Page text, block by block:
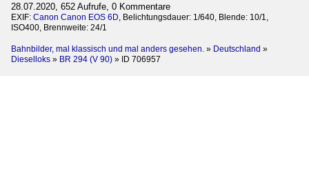
28.07.2020, 652 Aufrufe, 0 Kommentare
EXIF: Canon Canon EOS 6D, Belichtungsdauer: 1/640, Blende: 10/1,
ISO400, Brennweite: 24/1
Bahnbilder, mal klassisch und mal anders gesehen. » Deutschland »
Dieselloks » BR 294 (V 90) » ID 706957